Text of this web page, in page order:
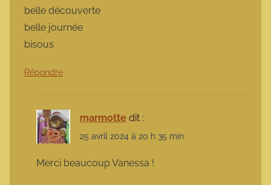
belle découverte
belle journée
bisous
Répondre
marmotte dit :
25 avril 2024 à 20 h 35 min
Merci beaucoup Vanessa !